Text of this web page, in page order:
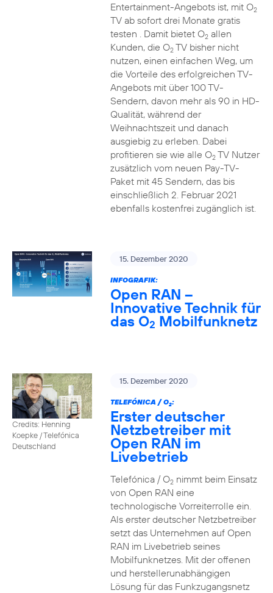
Entertainment-Angebots ist, mit O2
TV ab sofort drei Monate gratis
testen . Damit bietet O2allen
Kunden, die O2TV bisher nicht
nutzen, einen einfachen Weg, um
die Vorteile des erfolgreichen TV-
Angebots mit über 100 TV-
Sendern, davon mehr als 90 in HD-
Qualität, während der
Weihnachtszeit und danach
ausgiebig zu erleben. Dabei
profitieren sie wie alle O2TV Nutzer
zusätzlich vom neuen Pay-TV-
Paket mit 45 Sendern, das bis
einschließlich 2. Februar 2021
ebenfalls kostenfrei zugänglich ist.
15. Dezember 2020
INFOGRAFIK:
Open RAN –
Innovative Technik für
das O2 Mobilfunknetz
Credits: Henning
Koepke / Telefónica
Deutschland
15. Dezember 2020
TELEFÓNICA / O2:
Erster deutscher
Netzbetreiber mit
Open RAN im
Livebetrieb
Telefónica / O2nimmt beim Einsatz
von Open RAN eine
technologische Vorreiterrolle ein.
Als erster deutscher Netzbetreiber
setzt das Unternehmen auf Open
RAN im Livebetrieb seines
Mobilfunknetzes. Mit der offenen
und herstellerunabhängigen
Lösung für das Funkzugangsnetz